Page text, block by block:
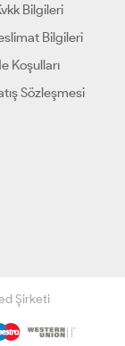
Bilgileri
Bilgileri
Koşulları
Sözleşmesi
Şirketi